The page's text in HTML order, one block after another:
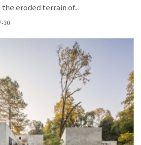
eroded terrain of...
30